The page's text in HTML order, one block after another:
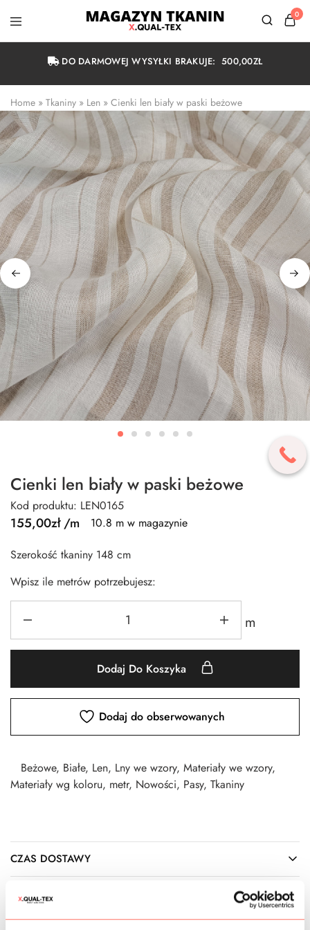
Magazyn
Warszawa
0
DO DARMOWEJ WYSYŁKI BRAKUJE:500,00ZŁ
Home » Tkaniny » Len » Cienki len biały w paski beżowe
Cienki len biały w paski beżowe
Kod produktu: LEN0165
155,00zł/m
10.8 m w magazynie
Szerokość tkaniny 148 cm
Wpisz ile metrów potrzebujesz:
m
Dodaj Do Koszyka
Dodaj do obserwowanych
Beżowe, Białe, Len, Lny we wzory, Materiały we wzory,
Materiały wg koloru, metr, Nowości, Pasy, Tkaniny
CZAS DOSTAWY
KOSZTY WYSYŁKI